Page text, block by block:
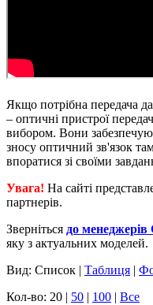
Якщо потрібна передача
– оптичні пристрої
вибором. Вони
зносу оптичний зв'язок
впоратися зі своїми
Увага! На сайті
партнерів.
Зверніться до
яку з актуальних моделей.
Вид: Список | Таблиця
Кол-во: 20 | 50 100
Все